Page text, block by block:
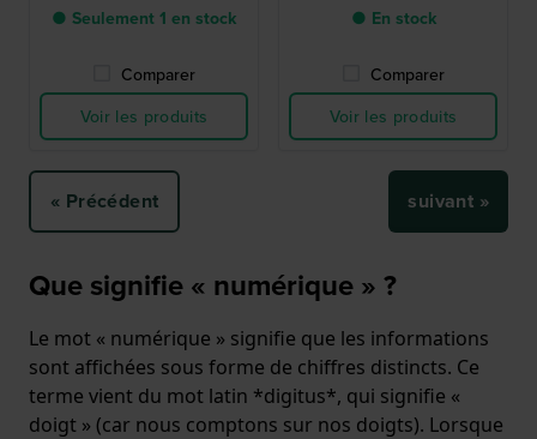
● Seulement 1 en stock
Comparer
Voir les produits
● En stock
Comparer
Voir les produits
« Précédent suivant »
Que signifie « numérique » ?
Le mot « numérique » signifie que les informations
sont affichées sous forme de chiffres distincts. Ce
terme vient du mot latin *digitus*, qui signifie «
doigt » (car nous comptons sur nos doigts). Lorsque